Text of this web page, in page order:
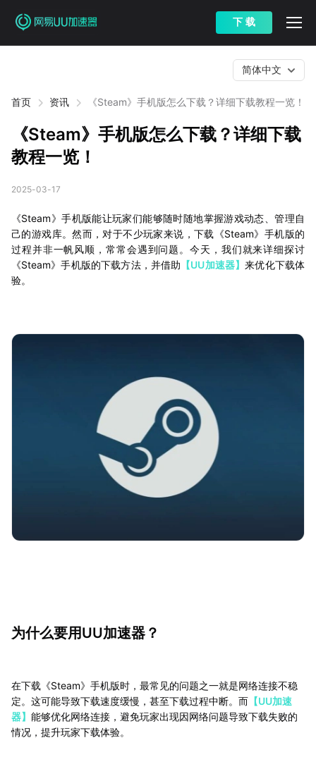
下 载
首页 资讯 《Steam》手机版怎么下载？详细下载教程一览！
简体中文
《Steam》手机版怎么下载？详细下载
教程一览！
2025-03-17
《Steam》手机版能让玩家们能够随时随地掌握游戏动态、管理自
己的游戏库。然而，对于不少玩家来说，下载《Steam》手机版的
过程并非一帆风顺，常常会遇到问题。今天，我们就来详细探讨
《Steam》手机版的下载方法，并借助 【UU加速器】来优化下载体
验。
为什么要用UU加速器？
在下载《Steam》手机版时，最常见的问题之一就是网络连接不稳
定。这可能导致下载速度缓慢，甚至下载过程中断。而 【UU加速
器】 能够优化网络连接，避免玩家出现因网络问题导致下载失败的
情况，提升玩家下载体验。